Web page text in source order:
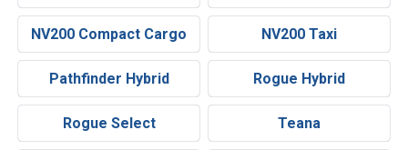
NV200 Compact Cargo NV200 Taxi
Pathfinder Hybrid Rogue Hybrid
Rogue Select Teana